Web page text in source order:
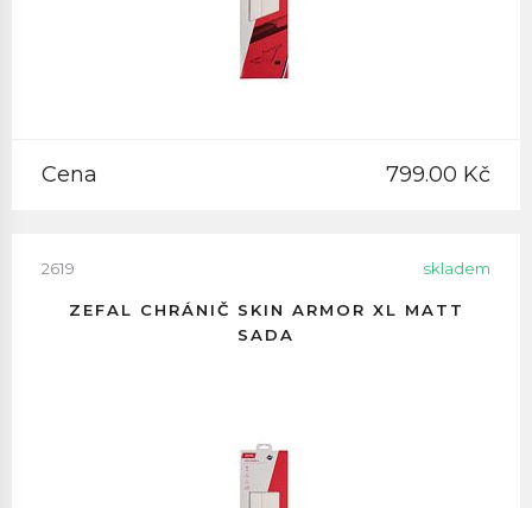
Cena 799.00 Kč
2619 skladem
ZEFAL CHRÁNIČ SKIN ARMOR XL MATT
SADA